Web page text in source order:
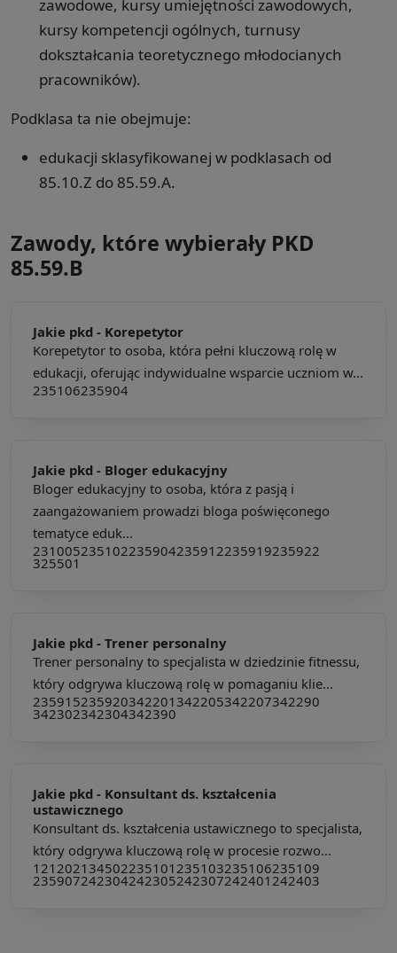
zawodowe, kursy umiejętności zawodowych,
kursy kompetencji ogólnych, turnusy
dokształcania teoretycznego młodocianych
pracowników).
Podklasa ta nie obejmuje:
edukacji sklasyfikowanej w podklasach od
85.10.Z do 85.59.A.
Zawody, które wybierały PKD
85.59.B
Jakie pkd - Korepetytor
Korepetytor to osoba, która pełni kluczową rolę w
edukacji, oferując indywidualne wsparcie uczniom w...
235106235904
Jakie pkd - Bloger edukacyjny
Bloger edukacyjny to osoba, która z pasją i
zaangażowaniem prowadzi bloga poświęconego
tematyce eduk...
231005235102235904235912235919235922
325501
Jakie pkd - Trener personalny
Trener personalny to specjalista w dziedzinie fitnessu,
który odgrywa kluczową rolę w pomaganiu klie...
235915235920342201342205342207342290
342302342304342390
Jakie pkd - Konsultant ds. kształcenia
ustawicznego
Konsultant ds. kształcenia ustawicznego to specjalista,
który odgrywa kluczową rolę w procesie rozwo...
121202134502235101 235103235106235109
235907242304242305242307242401 242403